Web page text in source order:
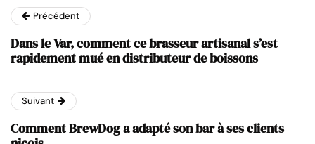
Précédent
Dans le Var, comment ce brasseur artisanal s’est
rapidement mué en distributeur de boissons
Suivant
Comment BrewDog a adapté son bar à ses clients